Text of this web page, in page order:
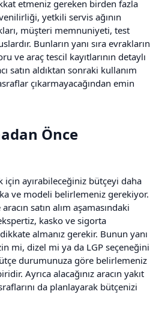
etmeniz gereken birden fazla
yetkili servis ağının
müşteri memnuniyeti, test
Bunların yanı sıra evrakların
ve araç tescil kayıtlarının detaylı
satın aldıktan sonraki kullanım
çıkarmayacağından emin
Önce
için ayırabileceğiniz bütçeyi daha
ve modeli belirlemeniz gerekiyor.
satın alım aşamasındaki
kasko ve sigorta
almanız gerekir. Bunun yanı
mi, dizel mi ya da LGP seçeneğini
durumunuza göre belirlemeniz
Ayrıca alacağınız aracın yakıt
da planlayarak bütçenizi